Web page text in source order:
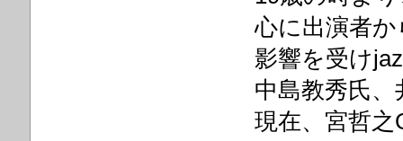
心に出演者
影響を受け
中島教秀氏
現在、宮哲